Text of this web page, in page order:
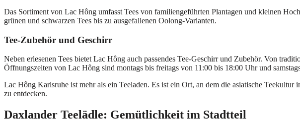
Das Sortiment von Lac Hông umfasst Tees von familiengeführten Plantagen und kleinen
grünen und schwarzen Tees bis zu ausgefallenen Oolong-Varianten.
Tee-Zubehör und Geschirr
Neben erlesenen Tees bietet Lac Hông auch passendes Tee-Geschirr und Zubehör. Von
Öffnungszeiten von Lac Hông sind montags bis freitags von 11:00 bis 18:00 Uhr und
Lac Hông Karlsruhe ist mehr als ein Teeladen. Es ist ein Ort, an dem die asiatische
zu entdecken.
Daxlander Teelädle: Gemütlichkeit im Stadtteil